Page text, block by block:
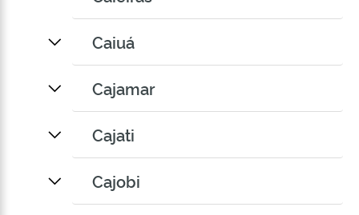
Caiuá
Cajamar
Cajati
Cajobi